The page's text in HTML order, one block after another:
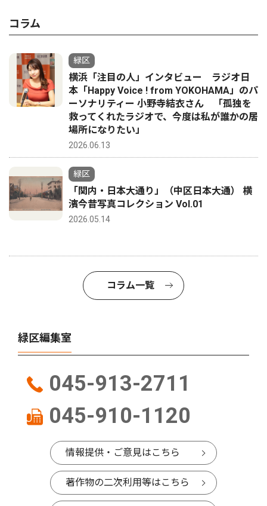
コラム
緑区
横浜「注目の人」インタビュー ラジオ日
本「Happy Voice ! from YOKOHAMA」のパ
ーソナリティー 小野寺結衣さん 「孤独を
救ってくれたラジオで、今度は私が誰かの居
場所になりたい」
2026.06.13
緑区
「関内・日本大通り」（中区日本大通） 横
濱今昔写真コレクション Vol.01
2026.05.14
コラム一覧
緑区編集室
045-913-2711
045-910-1120
情報提供・ご意見はこちら
著作物の二次利用等はこちら